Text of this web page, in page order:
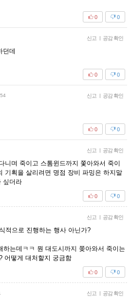
0
0
신고 공감 확인
던데
0
0
신고 공감 확인
0
0
신고 공감 확인
니며 죽이고 스톰윈드까지 쫓아와서 죽이
기획을 살리려면 명점 장비 파밍은 하지말
싶더라
0
0
신고 공감 확인
적으로 진행하는 행사 아닌가?
하는데ㅋㅋ 뭔 대도시까지 쫒아와서 죽이는
어떻게 대처할지 궁금함
0
0
신고 공감 확인